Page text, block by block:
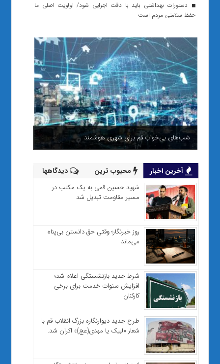
دستورات بهداشتی باید با دقت اجرایی شود/ اولویت اصلی ما
حفظ سلامتی مردم است
شب‌های بی‌خواب قم برای شهری هوشمند
آخرین اخبار محبوب ترین دیدگاهها
شهید حسین قمی به یک مکتب در
مسیر مقاومت تبدیل شد
روز خبرنگار؛ وقتی حق دانستن بی‌پناه
می‌ماند
شرط جدید بازنشستگی اعلام شد؛
افزایش سنوات خدمت برای برخی
کارکنان
طرح جدید دیوارنگاره بزرگ انقلاب قم با
شعار «لبیک یا مهدی(عج)» اکران شد.